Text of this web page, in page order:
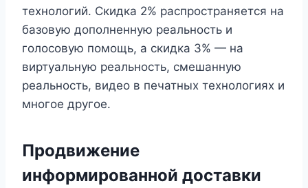
технологий. Скидка 2% распространяется на
базовую дополненную реальность и
голосовую помощь, а скидка 3% — на
виртуальную реальность, смешанную
реальность, видео в печатных технологиях и
многое другое.
Продвижение
информированной доставки